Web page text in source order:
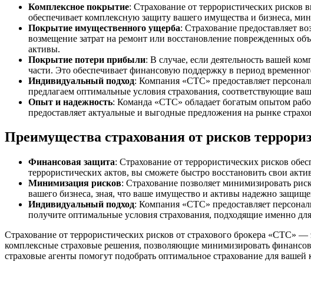
Комплексное покрытие: Страхование от террористических
обеспечивает комплексную защиту вашего имущества и бизнеса,
Покрытие имущественного ущерба: Страхование предоставляет
возмещение затрат на ремонт или восстановление поврежденных
активы.
Покрытие потери прибыли: В случае, если деятельность вашей
части. Это обеспечивает финансовую поддержку в период
Индивидуальный подход: Компания «СТС» предоставляет
предлагаем оптимальные условия страхования, соответствующие
Опыт и надежность: Команда «СТС» обладает богатым опытом
предоставляет актуальные и выгодные предложения на рынке
Преимущества страхования от рисков
Финансовая защита: Страхование от террористических рисков
террористических актов, вы сможете быстро восстановить свои
Минимизация рисков: Страхование позволяет минимизировать
вашего бизнеса, зная, что ваше имущество и активы надежно
Индивидуальный подход: Компания «СТС» предоставляет
получите оптимальные условия страхования, подходящие именно
Страхование от террористических рисков от страхового брокера
комплексные страховые решения, позволяющие минимизировать
страховые агенты помогут подобрать оптимальное страхование для